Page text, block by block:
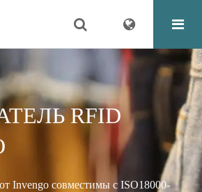
RFID
Invengo совместимы с ISO18000-